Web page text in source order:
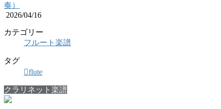
奏）
2026/04/16
カテゴリー
フルート楽譜
タグ
flute
クラリネット楽譜